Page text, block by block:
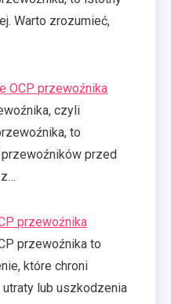
Warto zrozumieć,
OCP przewoźnika
czyli
to
przed
przewoźnika
przewoźnika to
które chroni
lub uszkodzenia